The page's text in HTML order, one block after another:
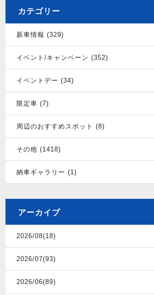
カテゴリー
新車情報 (329)
イベント/キャンペーン (352)
イベントデー (34)
限定車 (7)
周辺のおすすめスポット (8)
その他 (1418)
納車ギャラリー (1)
アーカイブ
2026/08(18)
2026/07(93)
2026/06(89)